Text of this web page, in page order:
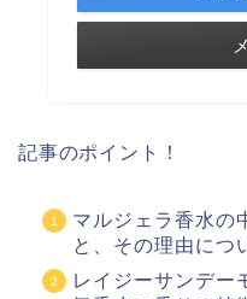
記事のポイント！
マルジェラ香水の
と、その理由につ
レイジーサンデー